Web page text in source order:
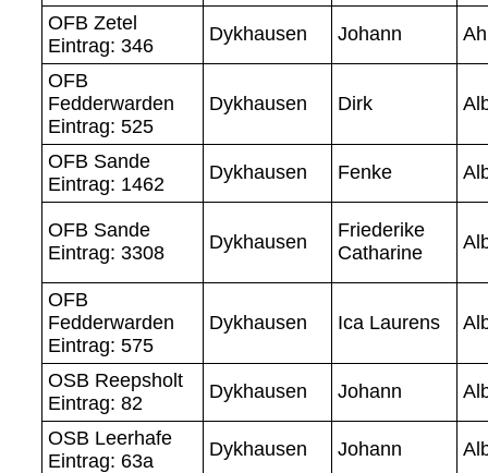
OFB Zetel
Eintrag: 346
Dykhausen Johann
OFB
Fedderwarden
Eintrag: 525
Dykhausen Dirk
OFB Sande
Eintrag: 1462
Dykhausen Fenke
OFB Sande
Eintrag: 3308
Dykhausen
Friederike
Catharine
OFB
Fedderwarden
Eintrag: 575
Dykhausen Ica Laurens
OSB Reepsholt
Eintrag: 82
Dykhausen Johann
OSB Leerhafe
Eintrag: 63a
Dykhausen Johann